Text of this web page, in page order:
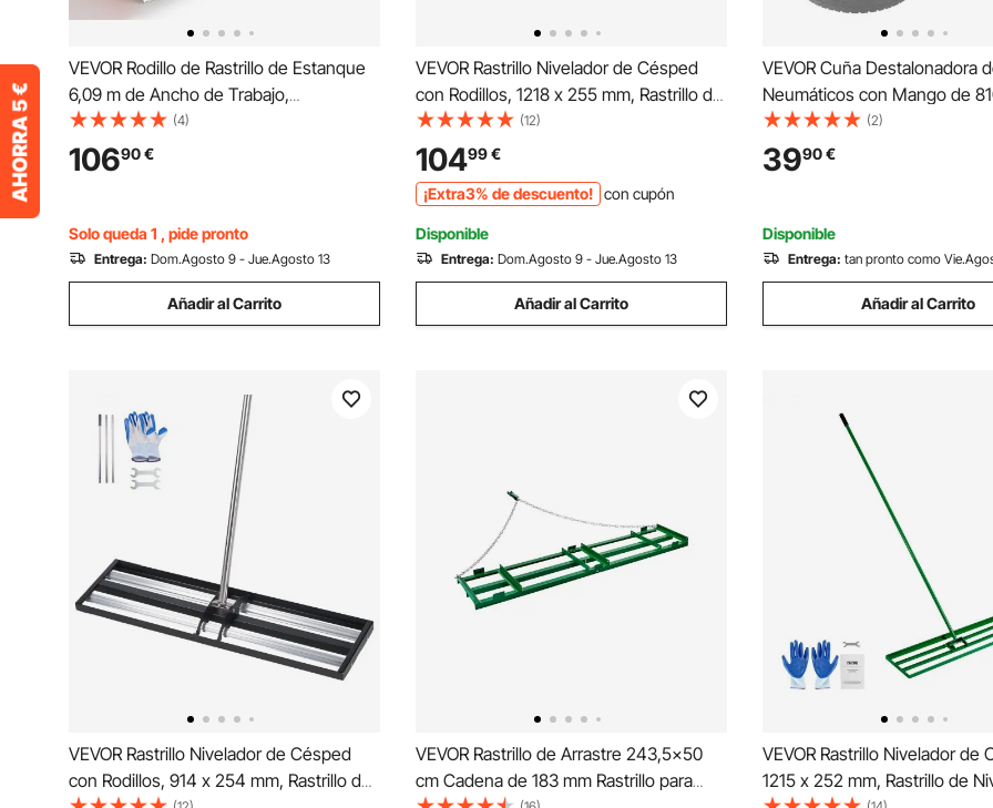
VEVOR Rodillo de Rastrillo de Estanque
6,09 m de Ancho de Trabajo,
Removedor de Malas Hierbas Acuáticas,
6 Cuchillas de Acero Inoxidable, Mango
de Longitud Ajustable, Eliminación de
(4)
10690€
Solo queda 1 , pide pronto
Entrega: Dom.Agosto 9 - Jue.Agosto 13
Añadir al Carrito
VEVOR Rastrillo Nivelador de Césped
con Rodillos, 1218 x 255 mm, Rastrillo de
Nivelación de Césped, Mango Ajustable,
con Kit de Accesorios, Acero al
Carbono, para Arena Tierra de Jardín
Campo de Golf
(12)
10499€
¡Extra3% de descuento! con cupón
Disponible
Entrega: Dom.Agosto 9 - Jue.Agosto 13
Añadir al Carrito
VEVOR Cuña Destalonadora
Neumáticos con Mango de
Martillo Destalonador de
con Forma de Pico de Pato,
Hierro Fundido para
(2)
3990€
Disponible
Entrega: tan pronto como
Añadir al Carrito
VEVOR Rastrillo Nivelador de Césped
con Rodillos, 914 x 254 mm, Rastrillo de
VEVOR Rastrillo de Arrastre 243,5x50
cm Cadena de 183 mm Rastrillo para
VEVOR Rastrillo Nivelador de
1215 x 252 mm, Rastrillo de